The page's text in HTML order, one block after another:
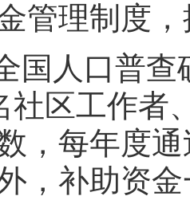
管理制度
国人口普
社区工作者
，每年度
，补助资